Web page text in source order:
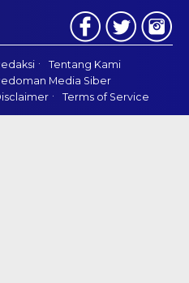
Tentang Kami
Media Siber
Terms of Service